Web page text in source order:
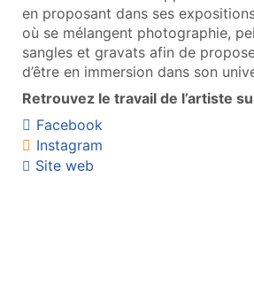
en proposant dans ses
où se mélangent photographie,
sangles et gravats afin de
d’être en immersion dans son
Retrouvez le travail de l’artiste
Facebook
Instagram
Site web